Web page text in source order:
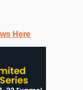
Here